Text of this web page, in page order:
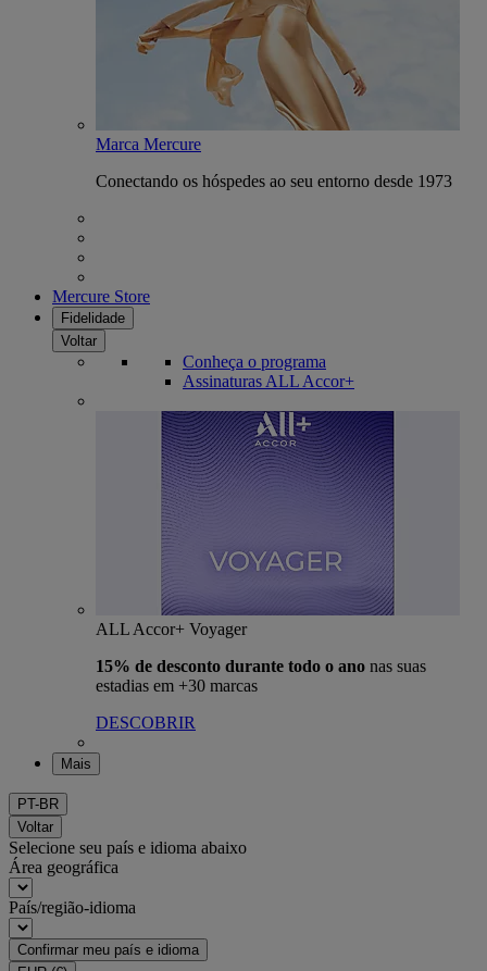
Marca Mercure
Conectando os hóspedes ao seu entorno desde 1973
Mercure Store
Fidelidade
Voltar
Conheça o programa
Assinaturas ALL Accor+
ALL Accor+ Voyager
15% de desconto durante todo o ano nas suas
estadias em +30 marcas
DESCOBRIR
Mais
PT-BR
Voltar
Selecione seu país e idioma abaixo
Área geográfica
País/região-idioma
Confirmar meu país e idioma